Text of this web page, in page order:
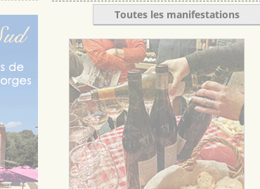
Toutes les manifestations